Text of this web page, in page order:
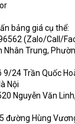
bảng giá cụ thể:
(Zalo/Call/
Nhân Trung,
9/24 Trần Quốc
Nội
Nguyễn Văn
đường Hùng